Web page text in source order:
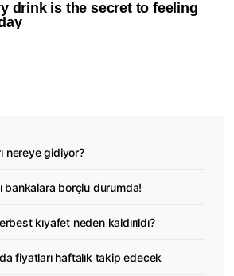
nereye gidiyor?
bankalara borçlu durumda!
kıyafet neden kaldırıldı?
fiyatları haftalık takip edecek